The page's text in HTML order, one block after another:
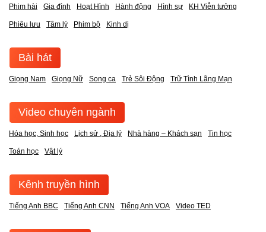
Phim hài Gia đình Hoạt Hình Hành động Hình sự KH Viễn tưởng
Phiêu lưu Tâm lý Phim bộ Kinh dị
Bài hát
Giọng Nam Giọng Nữ Song ca Trẻ Sôi Động Trữ Tình Lãng Mạn
Video chuyên ngành
Hóa học, Sinh học Lịch sử , Địa lý Nhà hàng – Khách sạn Tin học
Toán học Vật lý
Kênh truyền hình
Tiếng Anh BBC Tiếng Anh CNN Tiếng Anh VOA Video TED